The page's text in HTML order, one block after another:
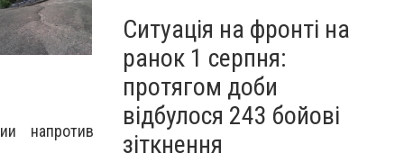
напротив
Ситуація на фронті на
ранок 1 серпня:
протягом доби
відбулося 243 бойові
зіткнення